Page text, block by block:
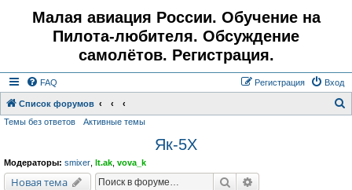
Малая авиация России. Обучение на
Пилота-любителя. Обсуждение
самолётов. Регистрация.
FAQ Вход
Регистрация
Список форумов
Темы без ответов Активные темы
Як-5Х
Модераторы: smixer lt.ak vova_k
Новая тема Поиск